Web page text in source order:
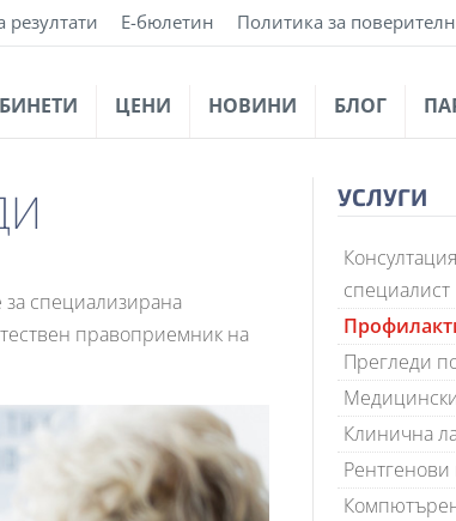
резултати Е-бюлетин Политика за
ЦЕНИ НОВИНИ БЛОГ
специализирана
правоприемник на
УСЛУГИ
специалист
Прегледи
Клинична